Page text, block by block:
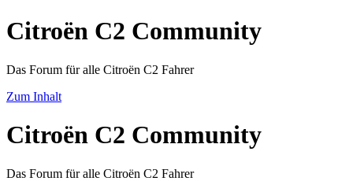
Citroën C2 Community
Das Forum für alle Citroën C2 Fahrer
Zum Inhalt
Citroën C2 Community
Das Forum für alle Citroën C2 Fahrer